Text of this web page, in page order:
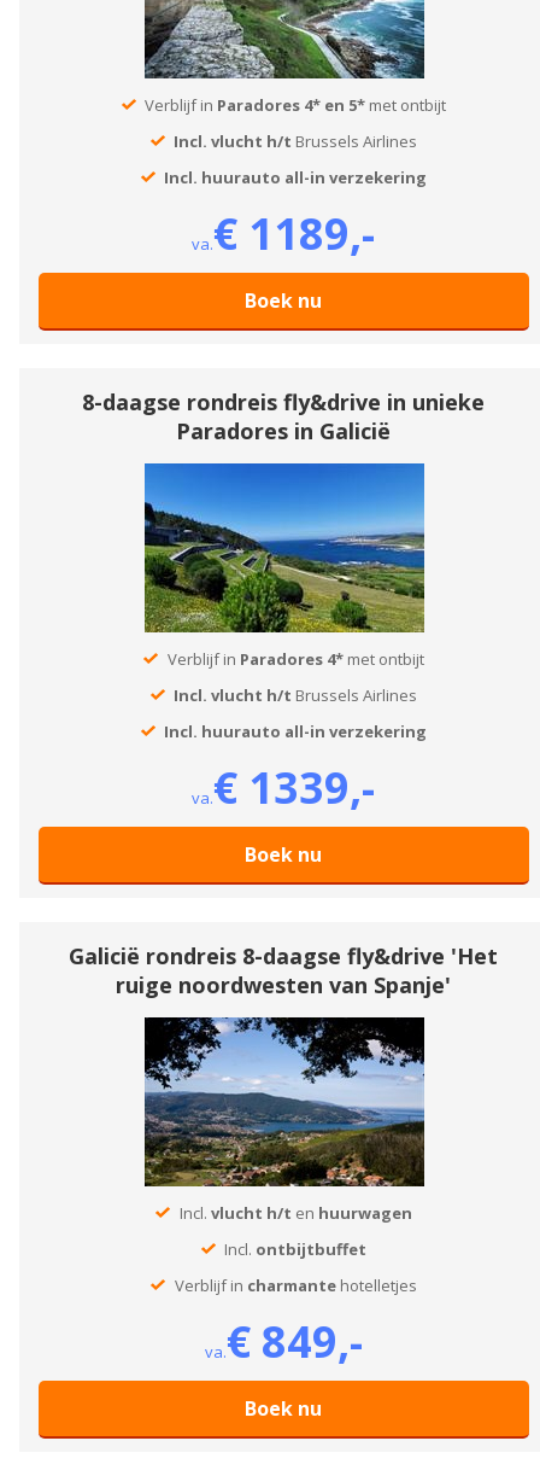
Verblijf in Paradores 4* en 5* met ontbijt
Incl. vlucht h/t Brussels Airlines
Incl. huurauto all-in verzekering
va.€ 1189,-
Boek nu
8-daagse rondreis fly&drive in unieke
Paradores in Galicië
Verblijf in Paradores 4* met ontbijt
Incl. vlucht h/t Brussels Airlines
Incl. huurauto all-in verzekering
va.€ 1339,-
Boek nu
Galicië rondreis 8-daagse fly&drive 'Het
ruige noordwesten van Spanje'
Incl. vlucht h/t en huurwagen
Incl. ontbijtbuffet
Verblijf in charmante hotelletjes
va.€ 849,-
Boek nu